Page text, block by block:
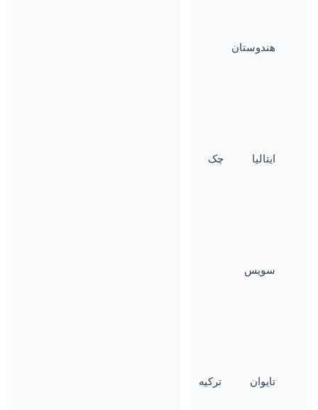
هندوستان
ایتالیا چک
سویس
تایوان ترکیه